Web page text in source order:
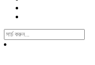
Search
For: